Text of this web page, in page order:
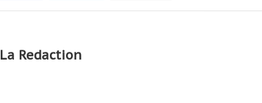
La Redaction